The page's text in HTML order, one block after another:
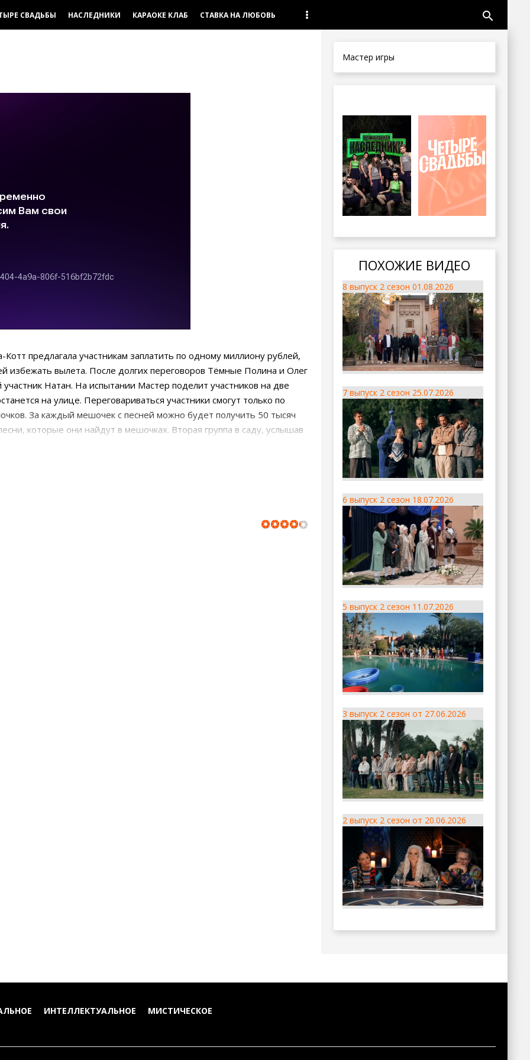
СВАДЬБЫ НАСЛЕДНИКИ КАРАОКЕ КЛАБ СТАВКА НА ЛЮБОВЬ search
предлагала участникам заплатить по одному миллиону рублей,
избежать вылета. После долгих переговоров Тёмные Полина и Олег
Натан. На испытании Мастер поделит участников на две
на улице. Переговариваться участники смогут только по
За каждый мешочек с песней можно будет получить 50 тысяч
которые они найдут в мешочках. Вторая группа в саду, услышав
Мастер игры
ПОХОЖИЕ ВИДЕО
8 выпуск 2 сезон 01.08.2026
7 выпуск 2 сезон 25.07.2026
6 выпуск 2 сезон 18.07.2026
5 выпуск 2 сезон 11.07.2026
3 выпуск 2 сезон от 27.06.2026
2 выпуск 2 сезон от 20.06.2026
ИНТЕЛЛЕКТУАЛЬНОЕ МИСТИЧЕСКОЕ